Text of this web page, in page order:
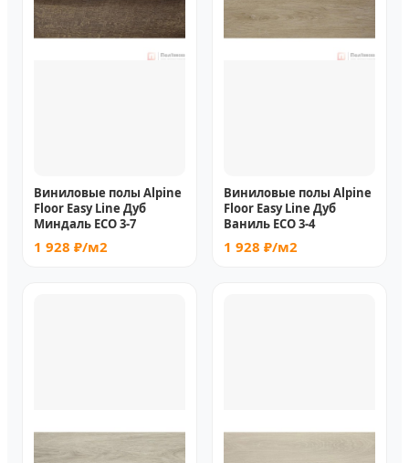
Виниловые полы Alpine
Floor Easy Line Дуб
Миндаль ЕСО 3-7
1 928 ₽/м2
Виниловые полы Alpine
Floor Easy Line Дуб
Ваниль ЕСО 3-4
1 928 ₽/м2